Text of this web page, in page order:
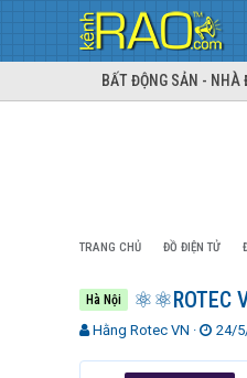
BẤT ĐỘNG SẢN - NHÀ
TRANG CHỦ ĐỒ ĐIỆN TỬ
Hà Nội ⚛⚛ROTEC
T
Hằng Rotec VN
N
à
24/